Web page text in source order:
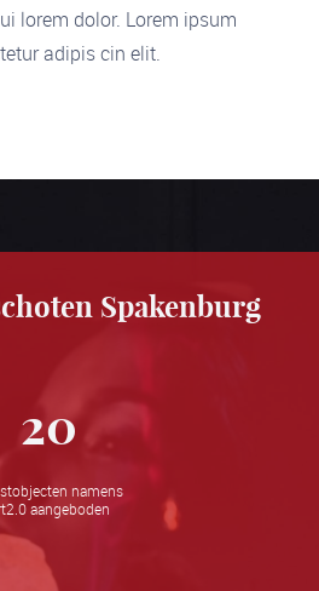
lorem dolor. Lorem ipsum
adipis cin elit.
Spakenburg
20
namens
aangeboden